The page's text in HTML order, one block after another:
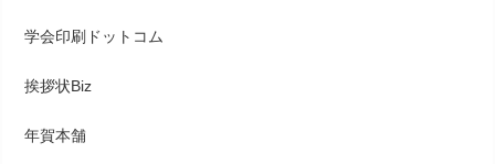
学会印刷ドットコム
挨拶状Biz
年賀本舗